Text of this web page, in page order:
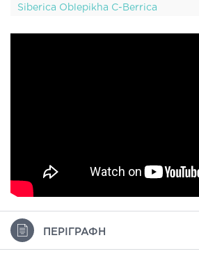
Siberica Oblepikha C-Berrica
ΠΕΡΙΓΡΑΦΉ